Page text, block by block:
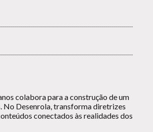
colabora para a construção de um
Desenrola, transforma diretrizes
conectados às realidades dos